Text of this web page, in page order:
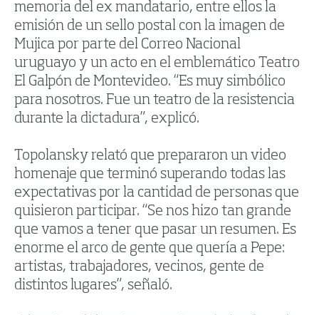
memoria del ex mandatario, entre ellos la
emisión de un sello postal con la imagen de
Mujica por parte del Correo Nacional
uruguayo y un acto en el emblemático Teatro
El Galpón de Montevideo. “Es muy simbólico
para nosotros. Fue un teatro de la resistencia
durante la dictadura”, explicó.
Topolansky relató que prepararon un video
homenaje que terminó superando todas las
expectativas por la cantidad de personas que
quisieron participar. “Se nos hizo tan grande
que vamos a tener que pasar un resumen. Es
enorme el arco de gente que quería a Pepe:
artistas, trabajadores, vecinos, gente de
distintos lugares”, señaló.